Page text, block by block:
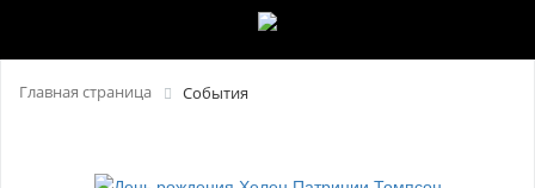
Главная страница События